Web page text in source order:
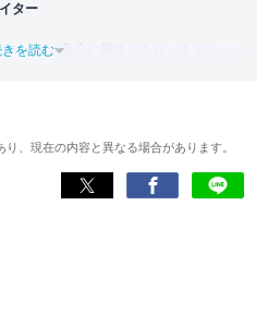
ター
ションや美容に興味があり、ネイリス
ECサイトのライターを経験。アプリブ
化したライターとして活躍している。
活かして、自撮りアプリ
きを読む
、現在の内容と異なる場合があります。